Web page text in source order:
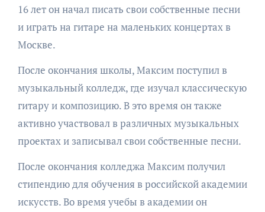
16 лет он начал писать свои собственные песни
и играть на гитаре на маленьких концертах в
Москве.
После окончания школы, Максим поступил в
музыкальный колледж, где изучал классическую
гитару и композицию. В это время он также
активно участвовал в различных музыкальных
проектах и записывал свои собственные песни.
После окончания колледжа Максим получил
стипендию для обучения в российской академии
искусств. Во время учебы в академии он